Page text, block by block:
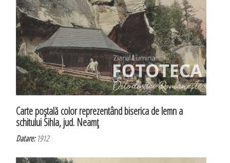
Carte poştală color reprezentând biserica de lemn a
schitului Sihla, jud. Neamţ
Datare:1912